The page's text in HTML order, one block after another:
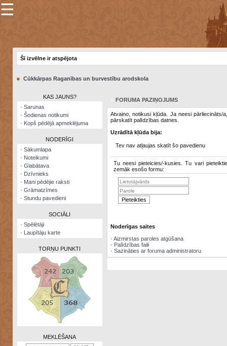
×
Šodienas
notikumi
Visatcera
almanahs
Arhīvs
Zināšanu
☰
Šī izvēlne ir atspējota
● Cūkkārpas Raganības un burvestību arodskola
KAS JAUNS?
· Sarunas
· Šodienas notikumi
· Kopš pēdējā apmeklējuma
NODERĪGI
· Sākumlapa
· Noteikumi
· Glabātava
· Dzīvnieks
· Mani pēdējie raksti
· Grāmatzīmes
· Stundu pavedieni
SOCIĀLI
· Spēlētāji
· Laupītāju karte
TORŅU PUNKTI
MEKLĒŠANA
FORUMA PAZIŅOJUMS
Atvaino, notikusi kļūda. Ja neesi pārliecināts/
pārskatīt palīdzības datnes.
Uzrādītā kļūda bija:
Tev nav atļaujas skatīt šo pavedienu
Tu neesi pieteicies/-kusies. Tu vari
zemāk esošo formu:
Noderīgas saites
· Aizmirstas paroles atgūšana
· Palīdzības faili
· Sazināties ar foruma administratoru